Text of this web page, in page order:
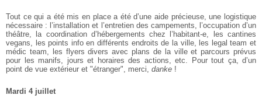
Tout ce qui a été mis en place a été d’une aide précieuse, une logistique
nécessaire : l’installation et l’entretien des campements, l’occupation d’un
théâtre, la coordination d’hébergements chez l’habitant-e, les cantines
vegans, les points info en différents endroits de la ville, les legal team et
médic team, les flyers divers avec plans de la ville et parcours prévus
pour les manifs, jours et horaires des actions, etc. Pour tout ça, d’un
point de vue extérieur et "étranger", merci, danke !
Mardi 4 juillet